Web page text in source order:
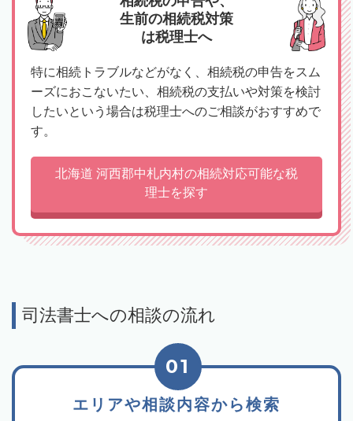
生前の相続税対策
は税理士へ
特に相続トラブルなどがなく、相続税の申告をスム
ーズにおこないたい、相続税の支払いや対策を検討
したいという場合は税理士へのご相談がおすすめで
す。
北海道 河西郡中札内村の相続対応可能な税
理士を探す
司法書士への相談の流れ
エリアや相談内容から検索
01